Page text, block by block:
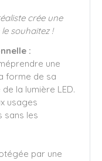
crée une
souhaitez !
:
une
forme de sa
la lumière LED.
usages
sans les
par une